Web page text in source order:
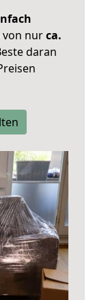
von nurca.
daran